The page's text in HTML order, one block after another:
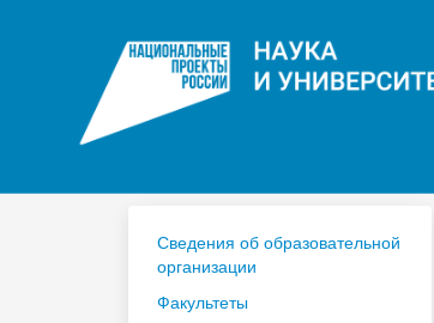
Расписание
Год педагога и наставника 2023
Сведения об образовательной
организации
Факультеты